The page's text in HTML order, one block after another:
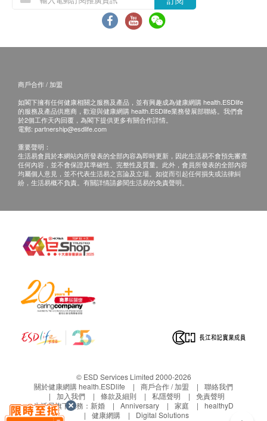
3. 如有其他損壞或遺漏查詢，顧客必須保留有效收
據正本，並於送貨後3個工作天內按下列方式聯絡健康
網購health.ESDlife客戶服務部跟進。
商戶合作 / 加盟
如閣下擁有任何健康相關之服務及產品，並有興趣成為健康網購 health.ESDlife
的服務及產品供應商，歡迎與健康網購 health.ESDlife業務發展部聯絡。我們會
於2個工作天內回覆，為閣下提供更多有關合作詳情。
電郵: partnership@esdlife.com
重要聲明：
生活易會員於本網站內所發表的全部內容為即時更新，因此生活易不會預先審查
任何內容，並不會保證其準確性、完整性及質量。此外，會員所發表的全部內容
均屬個人意見，並不代表生活易之言論及立場。如從而引起任何損失或法律糾
紛，生活易概不負責。有關詳情請參閱生活易的免責聲明。
© ESD Services Limited 2000-2026
關於健康網購 health.ESDlife
商戶合作 / 加盟
聯絡我們
加入我們
條款及細則 私隱聲明
免責聲明
生活易旗下業務： 新婚 Anniversary 家庭
healthyD
健康網購
Digital Solutions